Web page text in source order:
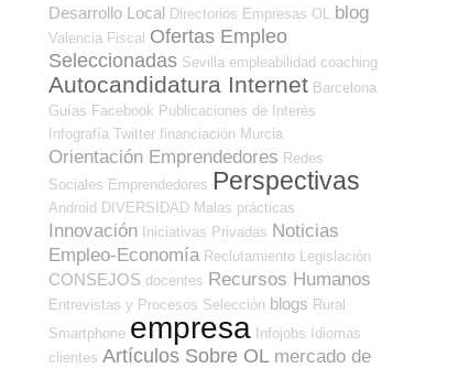
Desarrollo Local Directorios Empresas OL blog
Valencia Fiscal Ofertas Empleo
Seleccionadas Sevilla empleabilidad coaching
Autocandidatura Internet Barcelona
Guías Facebook Publicaciones de Interés
Infografía Twitter financiación Murcia
Orientación Emprendedores Redes
Sociales Emprendedores Perspectivas
Android DIVERSIDAD Malas prácticas
Innovación Iniciativas Privadas Noticias
Empleo-Economía Reclutamiento Legislación
CONSEJOS docentes Recursos Humanos
Entrevistas y Procesos Selección blogs Rural
Smartphone empresa Infojobs
Idiomas
clientes Artículos Sobre OL mercado de